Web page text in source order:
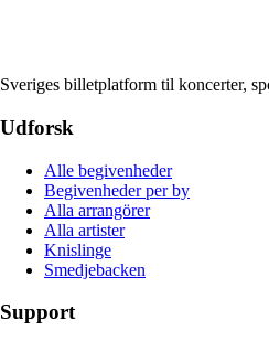
Sveriges billetplatform til koncerter,
Udforsk
Alle begivenheder
Begivenheder per by
Alla arrangörer
Alla artister
Knislinge
Smedjebacken
Support